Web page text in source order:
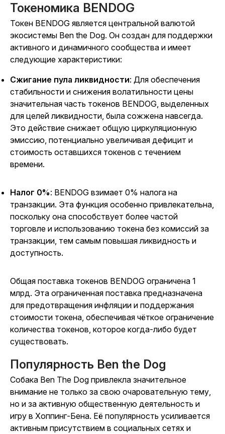
Токеномика BENDOG
Токен BENDOG является центральной валютой
экосистемы Ben the Dog. Он создан для поддержки
активного и динамичного сообщества и имеет
следующие характеристики:
Сжигание пула ликвидности: Для обеспечения
стабильности и снижения волатильности цены
значительная часть токенов BENDOG, выделенных
для целей ликвидности, была сожжена навсегда.
Это действие снижает общую циркуляционную
эмиссию, потенциально увеличивая дефицит и
стоимость оставшихся токенов с течением
времени.
Налог 0%: BENDOG взимает 0% налога на
транзакции. Эта функция особенно привлекательна,
поскольку она способствует более частой
торговле и использованию токена без комиссий за
транзакции, тем самым повышая ликвидность и
доступность.
Общая поставка токенов BENDOG ограничена 1
млрд. Эта ограниченная поставка предназначена
для предотвращения инфляции и поддержания
стоимости токена, обеспечивая чёткое ограничение
количества токенов, которое когда-либо будет
существовать.
Популярность Ben the Dog
Собака Ben The Dog привлекла значительное
внимание не только за свою очаровательную тему,
но и за активную общественную деятельность и
игру в Хоппинг-Бена. Её популярность усиливается
активным присутствием в социальных сетях и